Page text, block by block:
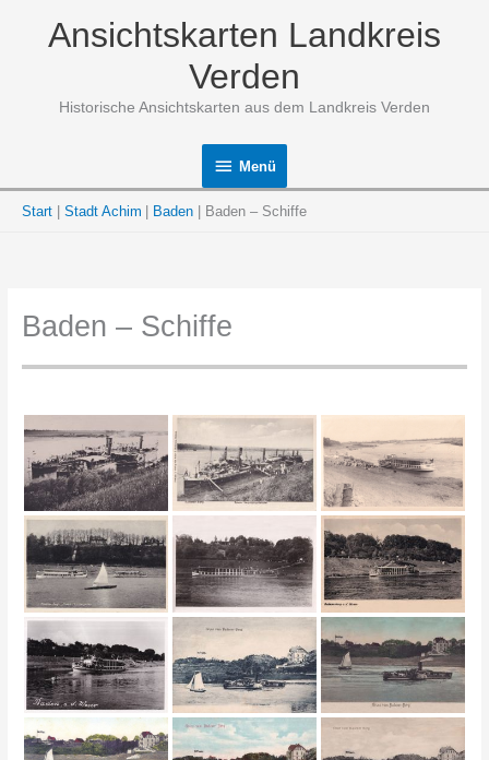
Ansichtskarten Landkreis
Verden
Historische Ansichtskarten aus dem Landkreis Verden
Menü
Menü
Start Stadt Achim Baden Baden – Schiffe
Baden – Schiffe